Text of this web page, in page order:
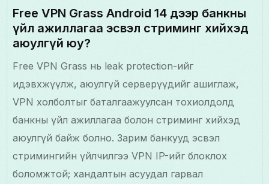
Free VPN Grass Android 14 дээр банкны
үйл ажиллагаа эсвэл стриминг хийхэд
аюулгүй юу?
Free VPN Grass нь leak protection-ийг
идэвхжүүлж, аюулгүй серверүүдийг ашиглаж,
VPN холболтыг баталгаажуулсан тохиолдолд
банкны үйл ажиллагаа болон стриминг хийхэд
аюулгүй байж болно. Зарим банкууд эсвэл
стримингийн үйлчилгээ VPN IP-ийг блоклох
боломжтой; хандалтын асуудал гарвал